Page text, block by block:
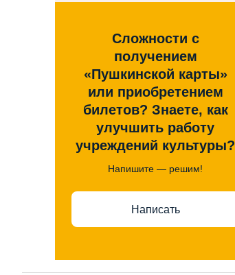
Сложности с
получением
«Пушкинской карты»
или приобретением
билетов? Знаете, как
улучшить работу
учреждений культуры?
Напишите — решим!
Написать